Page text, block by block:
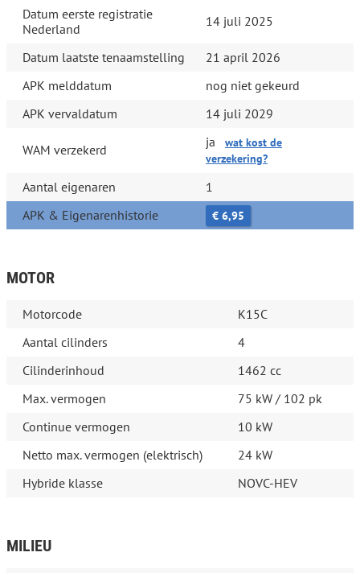
Datum eerste registratie
Nederland
14 juli 2025
Datum laatste tenaamstelling
21 april 2026
APK melddatum
nog niet gekeurd
APK vervaldatum
14 juli 2029
WAM verzekerd ja
wat kost de
verzekering?
Aantal eigenaren
1
APK & Eigenarenhistorie
€ 6,95
MOTOR
Motorcode
K15C
Aantal cilinders
4
Cilinderinhoud
1462 cc
Max. vermogen
75 kW / 102 pk
Continue vermogen
10 kW
Netto max. vermogen (elektrisch)
24 kW
Hybride klasse
NOVC-HEV
MILIEU